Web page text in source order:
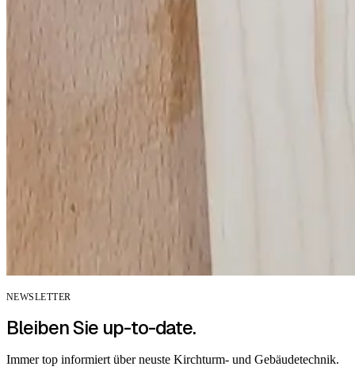
NEWSLETTER
Bleiben Sie up-to-date.
Immer top informiert über neuste Kirchturm- und Gebäudetechnik.